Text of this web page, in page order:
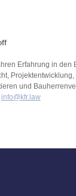
Erfahrung in den
und
info@kfr.law